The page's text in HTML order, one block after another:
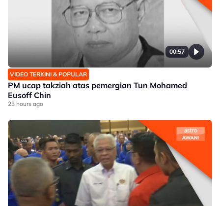
00:57
VIDEO TERKINI & POPULAR
PM ucap takziah atas pemergian Tun Mohamed
Eusoff Chin
23 hours ago